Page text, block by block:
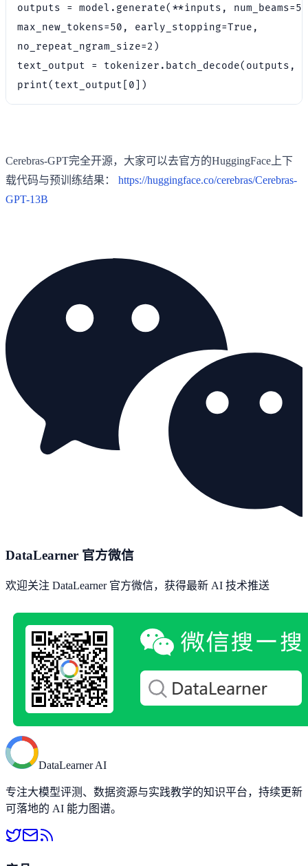
outputs = model.generate(**inputs, num_beams=5,
max_new_tokens=50, early_stopping=True,
no_repeat_ngram_size=2)
text_output = tokenizer.batch_decode(outputs,
Cerebras-GPT完全开源，大家可以去官方的HuggingFace上下
载代码与预训练结果： https://huggingface.co/cerebras/Cerebras-
GPT-13B
DataLearner 官方微信
欢迎关注 DataLearner 官方微信，获得最新 AI 技术推送
DataLearner AI
专注大模型评测、数据资源与实践教学的知识平台，持续更新
可落地的 AI 能力图谱。